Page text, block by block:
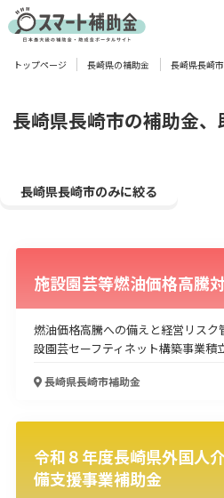
対象
業種
物流・運輸業 製造業 情報通信
建設･不動産業
サービス業 医
使い道
経営改善・経営強化 販路拡大
人材採用・雇用
人材育成・福利厚
トップページ 長崎県の補助金 長崎県長崎
長崎県長崎市の補助金
長崎県長崎市のみに絞る
施設園芸等燃油価格高騰
燃油価格高騰への備えと経営リス
設園芸セーフティネット構築事業積
長崎県長崎市補助金
令和８年度長崎県外国人
備支援事業補助金